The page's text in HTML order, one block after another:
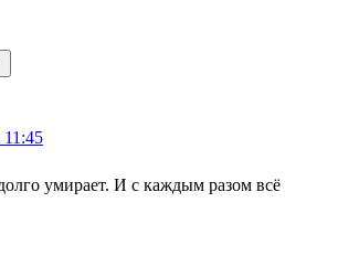
11:45
умирает. И с каждым разом всё